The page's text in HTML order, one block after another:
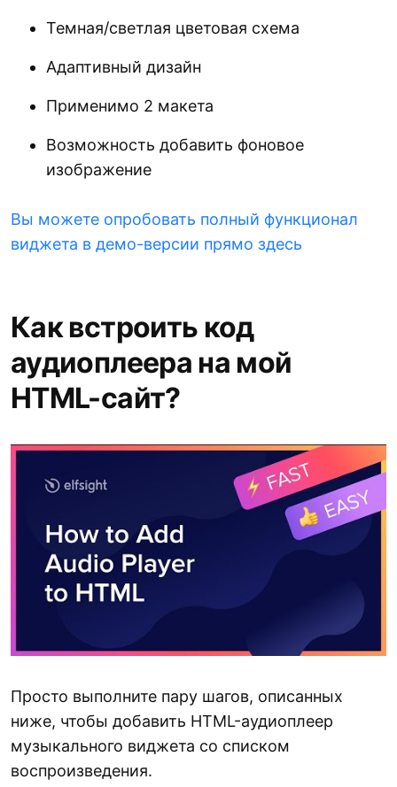
Темная/светлая цветовая схема
Адаптивный дизайн
Применимо 2 макета
Возможность добавить фоновое
изображение
Вы можете опробовать полный функционал
виджета в демо-версии прямо здесь
Как встроить код
аудиоплеера на мой
HTML-сайт?
Просто выполните пару шагов, описанных
ниже, чтобы добавить HTML-аудиоплеер
музыкального виджета со списком
воспроизведения.